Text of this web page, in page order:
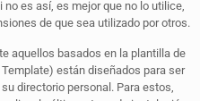
es así, es mejor que no lo utilice,
de que sea utilizado por otros.
aquellos basados en la plantilla de
están diseñados para ser
directorio personal. Para estos,